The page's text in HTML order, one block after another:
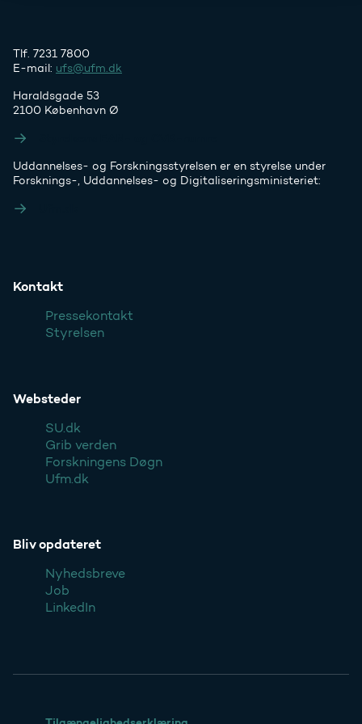
Tlf. 7231 7800
E-mail: ufs@ufm.dk
Haraldsgade 53
2100 København Ø
Uddannelses- og Forskningsstyrelsen er en styrelse under
Forsknings-, Uddannelses- og Digitaliseringsministeriet:
Kontakt
Pressekontakt
Styrelsen
Websteder
SU.dk
Grib verden
Forskningens Døgn
Ufm.dk
Bliv opdateret
Nyhedsbreve
Job
LinkedIn